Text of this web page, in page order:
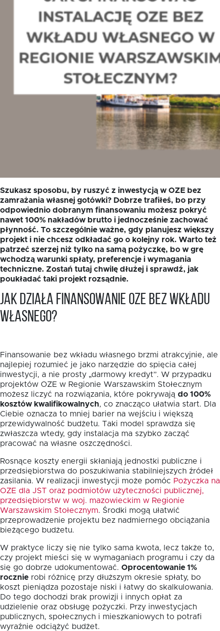
Szukasz sposobu, by ruszyć z inwestycją w OZE bez
zamrażania własnej gotówki? Dobrze trafiłeś, bo przy
odpowiednio dobranym finansowaniu możesz pokryć
nawet 100% nakładów brutto i jednocześnie zachować
płynność. To szczególnie ważne, gdy planujesz większy
projekt i nie chcesz odkładać go o kolejny rok. Warto też
patrzeć szerzej niż tylko na samą pożyczkę, bo w grę
wchodzą warunki spłaty, preferencje i wymagania
techniczne. Zostań tutaj chwilę dłużej i sprawdź, jak
poukładać taki projekt rozsądnie.
Jak działa finansowanie OZE bez wkładu
własnego?
Finansowanie bez wkładu własnego brzmi atrakcyjnie, ale
najlepiej rozumieć je jako narzędzie do spięcia całej
inwestycji, a nie prosty „darmowy kredyt”. W przypadku
projektów OZE w Regionie Warszawskim Stołecznym
możesz liczyć na rozwiązania, które pokrywają do 100%
kosztów kwalifikowalnych, co znacząco ułatwia start. Dla
Ciebie oznacza to mniej barier na wejściu i większą
przewidywalność budżetu. Taki model sprawdza się
zwłaszcza wtedy, gdy instalacja ma szybko zacząć
pracować na własne oszczędności.
Rosnące koszty energii skłaniają jednostki publiczne i
przedsiębiorstwa do poszukiwania stabilniejszych źródeł
zasilania. W realizacji inwestycji może pomóc Pożyczka na
OZE dla JST oraz podmiotów użyteczności publicznej,
przedsiębiorstw w woj. mazowieckim w Regionie
Warszawskim Stołecznym. Środki mogą ułatwić
przeprowadzenie projektu bez nadmiernego obciążania
bieżącego budżetu.
W praktyce liczy się nie tylko sama kwota, lecz także to,
czy projekt mieści się w wymaganiach programu i czy da
się go dobrze udokumentować. Oprocentowanie 1%
rocznie robi różnicę przy dłuższym okresie spłaty, bo
koszt pieniądza pozostaje niski i łatwy do skalkulowania.
Do tego dochodzi brak prowizji i innych opłat za
udzielenie oraz obsługę pożyczki. Przy inwestycjach
publicznych, społecznych i mieszkaniowych to potrafi
wyraźnie odciążyć budżet.